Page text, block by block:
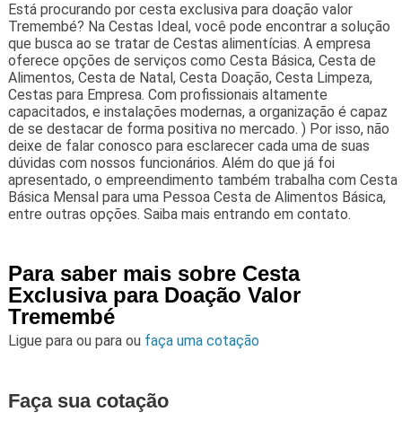
Está procurando por cesta exclusiva para doação valor
Tremembé? Na Cestas Ideal, você pode encontrar a solução
que busca ao se tratar de Cestas alimentícias. A empresa
oferece opções de serviços como Cesta Básica, Cesta de
Alimentos, Cesta de Natal, Cesta Doação, Cesta Limpeza,
Cestas para Empresa. Com profissionais altamente
capacitados, e instalações modernas, a organização é capaz
de se destacar de forma positiva no mercado. ) Por isso, não
deixe de falar conosco para esclarecer cada uma de suas
dúvidas com nossos funcionários. Além do que já foi
apresentado, o empreendimento também trabalha com Cesta
Básica Mensal para uma Pessoa Cesta de Alimentos Básica,
entre outras opções. Saiba mais entrando em contato.
Para saber mais sobre Cesta
Exclusiva para Doação Valor
Tremembé
Ligue para ou para ou faça uma cotação
Faça sua cotação